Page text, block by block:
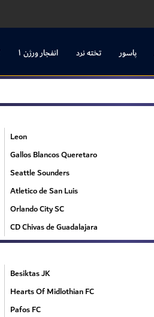
پاسور تخته نرد انفجار ورژن ۱
Leon
Gallos Blancos Queretaro
Seattle Sounders
Atletico de San Luis
Orlando City SC
CD Chivas de Guadalajara
Besiktas JK
Hearts Of Midlothian FC
Pafos FC